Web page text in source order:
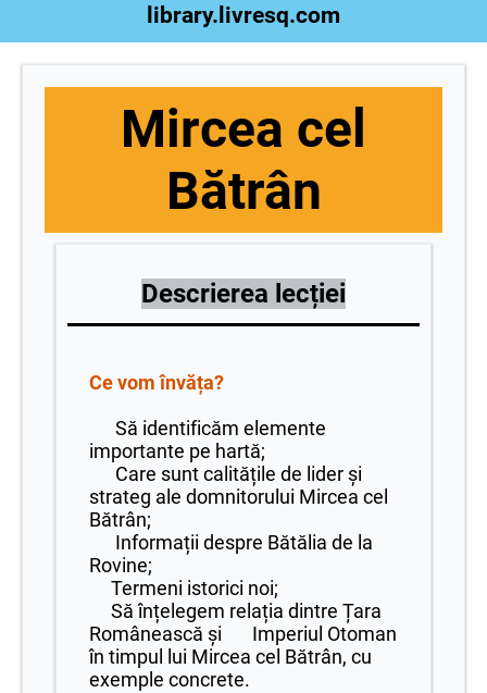
library.livresq.com
Mircea cel
Bătrân
Descrierea lecției
Ce vom învăța?
Să identificăm elemente
importante pe hartă;
Care sunt calitățile de lider și
strateg ale domnitorului Mircea cel
Bătrân;
Informații despre Bătălia de la
Rovine;
Termeni istorici noi;
Să înțelegem relația dintre Țara
Românească și Imperiul Otoman
în timpul lui Mircea cel Bătrân, cu
exemple concrete.